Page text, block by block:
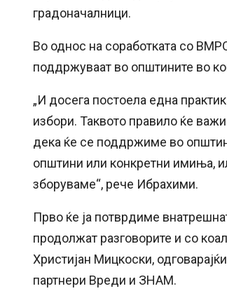
градоначалници.
Во однос на соработката со
поддржуваат во општините во
„И досега постоела една
избори. Таквото правило ќе
дека ќе се поддржиме во
општини или конкретни имиња,
зборуваме“, рече Ибрахими.
Прво ќе ја потврдиме
продолжат разговорите и со
Христијан Мицкоски,
партнери Вреди и ЗНАМ.